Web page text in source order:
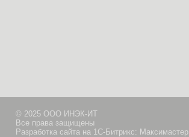
© 2025 ООО ИНЭК-ИТ
Все права защищены
Разработка сайта на 1С-Битрикс: Максимастер